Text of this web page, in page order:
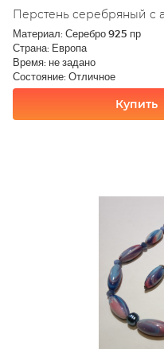
Перстень серебряный с
Материал: Серебро 925 пр
Страна: Европа
Время: не задано
Состояние: Отличное
Купить